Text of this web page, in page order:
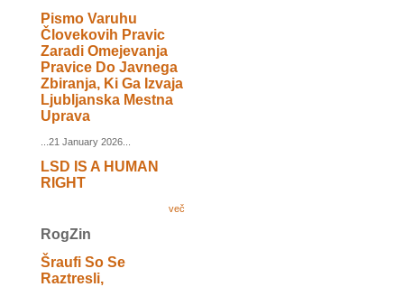
Pismo Varuhu
Človekovih Pravic
Zaradi Omejevanja
Pravice Do Javnega
Zbiranja, Ki Ga Izvaja
Ljubljanska Mestna
Uprava
...21 January 2026...
LSD IS A HUMAN
RIGHT
več
RogZin
Šraufi So Se
Raztresli,